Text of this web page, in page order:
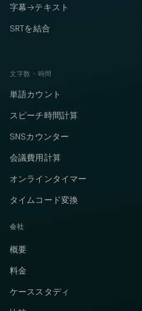
字幕→テキスト
SRTを結合
文字数・時間
単語カウント
スピーチ時間計算
SNSカウンター
会議費用計算
オンラインタイマー
タイムコード変換
会社
概要
料金
ケーススタディ